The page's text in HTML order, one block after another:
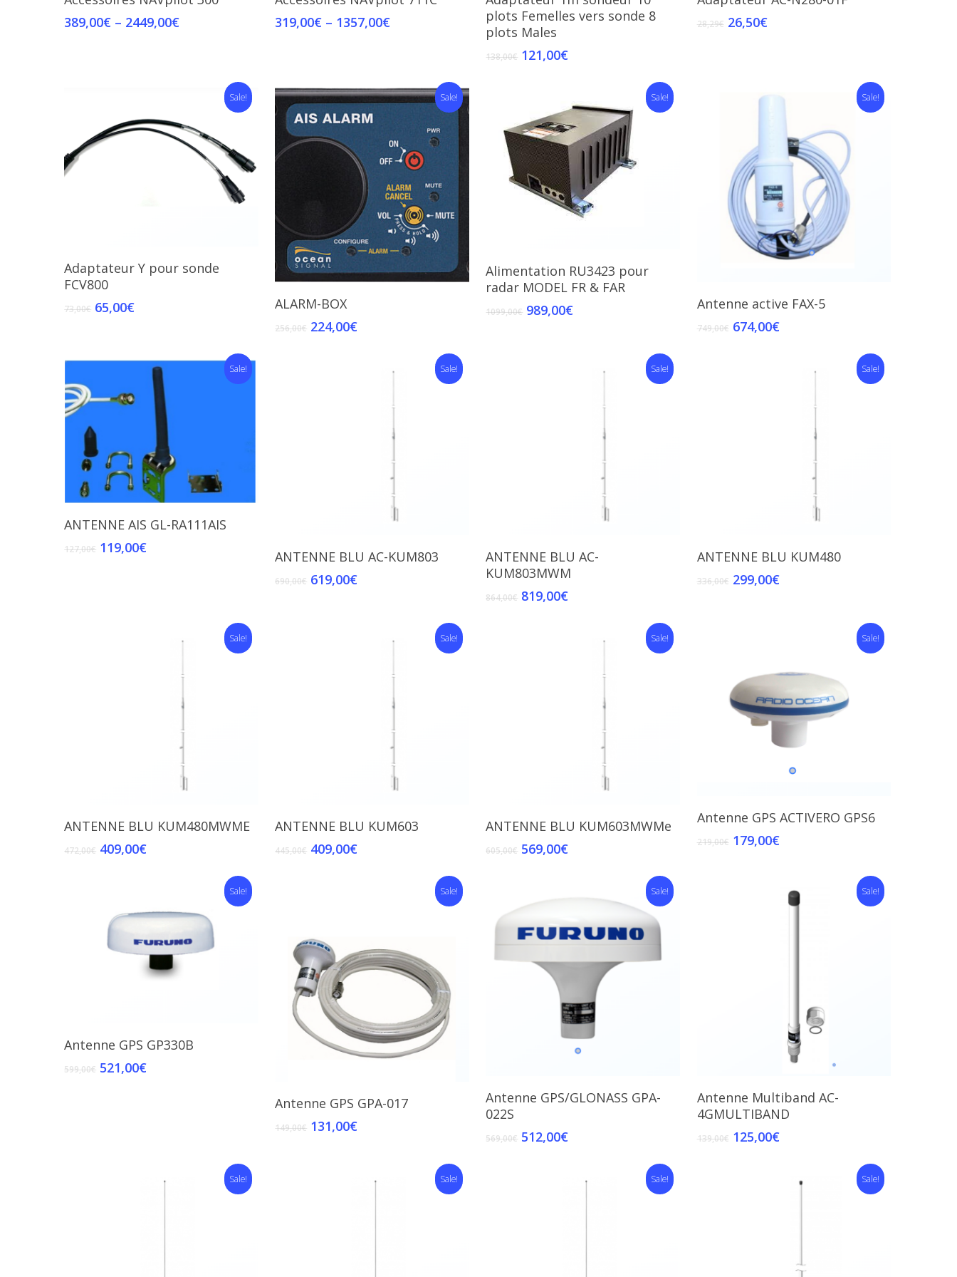
389,00€ – 2449,00€
319,00€ – 1357,00€
plots Femelles vers sonde 8
plots Males
138,00€ 121,00€
28,29€ 26,50€
Sale!
Add To Cart
Adaptateur Y pour sonde
FCV800
73,00€ 65,00€
Sale!
Add To Cart
ALARM-BOX
256,00€ 224,00€
Sale!
Add To Cart
Alimentation RU3423 pour
radar MODEL FR & FAR
1099,00€ 989,00€
Sale!
Add To Cart
Antenne active FAX-5
749,00€ 674,00€
Sale!
Add To Cart
ANTENNE AIS GL-RA111AIS
127,00€ 119,00€
Sale!
Add To Cart
ANTENNE BLU AC-KUM803
690,00€ 619,00€
Sale!
Add To Cart
ANTENNE BLU AC-
KUM803MWM
864,00€ 819,00€
Sale!
Add To Cart
ANTENNE BLU KUM480
336,00€ 299,00€
Sale!
Read More
ANTENNE BLU KUM480MWME
472,00€ 409,00€
Sale!
Add To Cart
ANTENNE BLU KUM603
445,00€ 409,00€
Sale!
Add To Cart
ANTENNE BLU KUM603MWMe
605,00€ 569,00€
Sale!
Add To Cart
Antenne GPS ACTIVERO GPS6
219,00€ 179,00€
Sale!
Add To Cart
Antenne GPS GP330B
599,00€ 521,00€
Sale!
Add To Cart
Antenne GPS GPA-017
149,00€ 131,00€
Sale!
Add To Cart
Antenne GPS/GLONASS GPA-
022S
569,00€ 512,00€
Sale!
Read More
Antenne Multiband AC-
4GMULTIBAND
139,00€ 125,00€
Sale! Sale! Sale! Sale!